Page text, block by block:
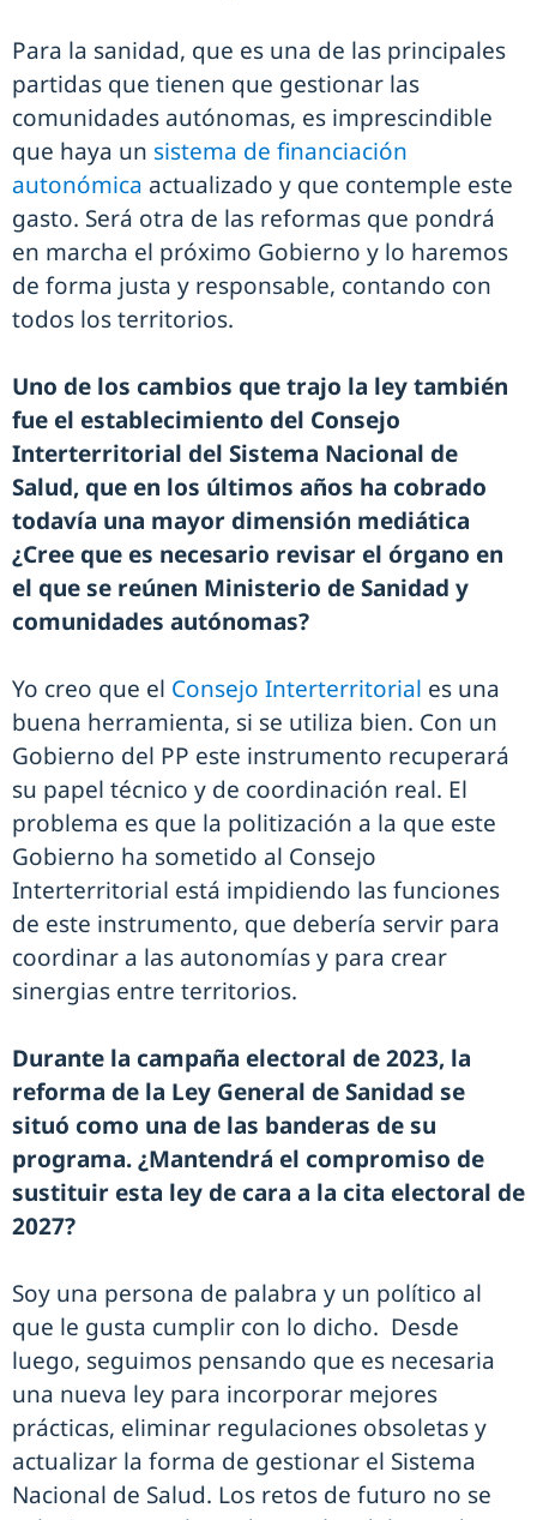
Para la sanidad, que es una de las principales
partidas que tienen que gestionar las
comunidades autónomas, es imprescindible
que haya un sistema de financiación
autonómica actualizado y que contemple este
gasto. Será otra de las reformas que pondrá
en marcha el próximo Gobierno y lo haremos
de forma justa y responsable, contando con
todos los territorios.
Uno de los cambios que trajo la ley también
fue el establecimiento del Consejo
Interterritorial del Sistema Nacional de
Salud, que en los últimos años ha cobrado
todavía una mayor dimensión mediática
¿Cree que es necesario revisar el órgano en
el que se reúnen Ministerio de Sanidad y
comunidades autónomas?
Yo creo que el Consejo Interterritorial es una
buena herramienta, si se utiliza bien. Con un
Gobierno del PP este instrumento recuperará
su papel técnico y de coordinación real. El
problema es que la politización a la que este
Gobierno ha sometido al Consejo
Interterritorial está impidiendo las funciones
de este instrumento, que debería servir para
coordinar a las autonomías y para crear
sinergias entre territorios.
Durante la campaña electoral de 2023, la
reforma de la Ley General de Sanidad se
situó como una de las banderas de su
programa. ¿Mantendrá el compromiso de
sustituir esta ley de cara a la cita electoral de
2027?
Soy una persona de palabra y un político al
que le gusta cumplir con lo dicho. Desde
luego, seguimos pensando que es necesaria
una nueva ley para incorporar mejores
prácticas, eliminar regulaciones obsoletas y
actualizar la forma de gestionar el Sistema
Nacional de Salud. Los retos de futuro no se